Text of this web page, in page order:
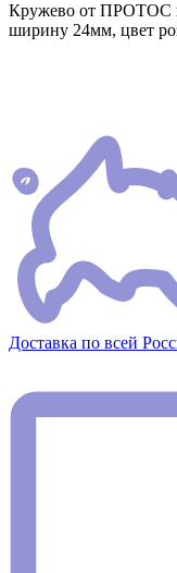
Кружево от ПРОТОС
ширину 24мм, цвет
Доставка по всей